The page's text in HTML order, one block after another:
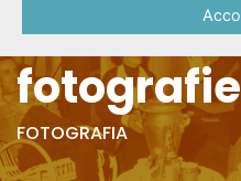
Prove a
fotografie
FOTOGRAFIA